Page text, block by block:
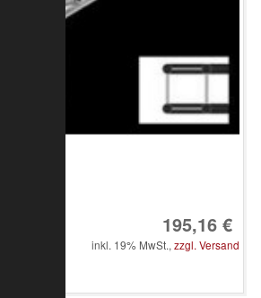
195,16 €
inkl. 19% MwSt., zzgl. Versand